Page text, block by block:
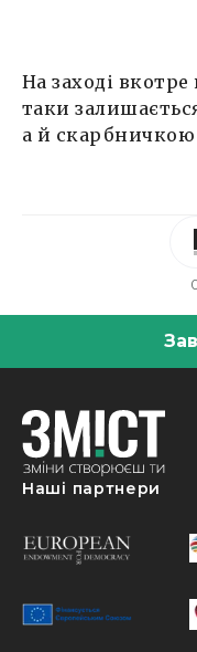
На заході
таки
а й скарбничкою
Наші партнери